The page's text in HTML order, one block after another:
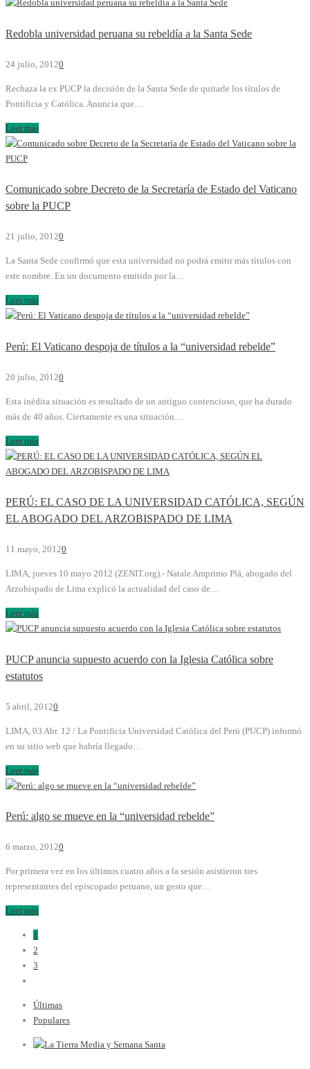
Redobla universidad peruana su rebeldía a la Santa Sede
24 julio, 20120
Rechaza la ex PUCP la decisión de la Santa Sede de quitarle los títulos de
Pontificia y Católica. Anuncia que…
Leer más
Comunicado sobre Decreto de la Secretaría de Estado del Vaticano
sobre la PUCP
21 julio, 20120
La Santa Sede confirmó que esta universidad no podrá emitir más títulos con
este nombre. En un documento emitido por la…
Leer más
Perú: El Vaticano despoja de títulos a la “universidad rebelde”
20 julio, 20120
Esta inédita situación es resultado de un antiguo contencioso, que ha durado
más de 40 años. Ciertamente es una situación…
Leer más
PERÚ: EL CASO DE LA UNIVERSIDAD CATÓLICA, SEGÚN
EL ABOGADO DEL ARZOBISPADO DE LIMA
11 mayo, 20120
LIMA, jueves 10 mayo 2012 (ZENIT.org).- Natale Amprimo Plá, abogado del
Arzobispado de Lima explicó la actualidad del caso de…
Leer más
PUCP anuncia supuesto acuerdo con la Iglesia Católica sobre
estatutos
5 abril, 20120
LIMA, 03 Abr. 12 / La Pontificia Universidad Católica del Perú (PUCP) informó
en su sitio web que habría llegado…
Leer más
Perú: algo se mueve en la “universidad rebelde”
6 marzo, 20120
Por primera vez en los últimos cuatro años a la sesión asistieron tres
representantes del episcopado peruano, un gesto que…
Leer más
1
2
3
Últimas
Populares